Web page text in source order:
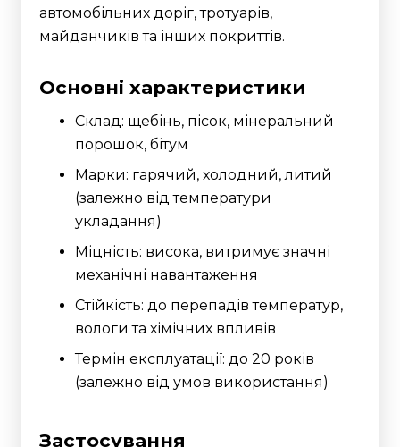
автомобільних доріг, тротуарів,
майданчиків та інших покриттів.
Основні характеристики
Склад: щебінь, пісок, мінеральний
порошок, бітум
Марки: гарячий, холодний, литий
(залежно від температури
укладання)
Міцність: висока, витримує значні
механічні навантаження
Стійкість: до перепадів температур,
вологи та хімічних впливів
Термін експлуатації: до 20 років
(залежно від умов використання)
Застосування